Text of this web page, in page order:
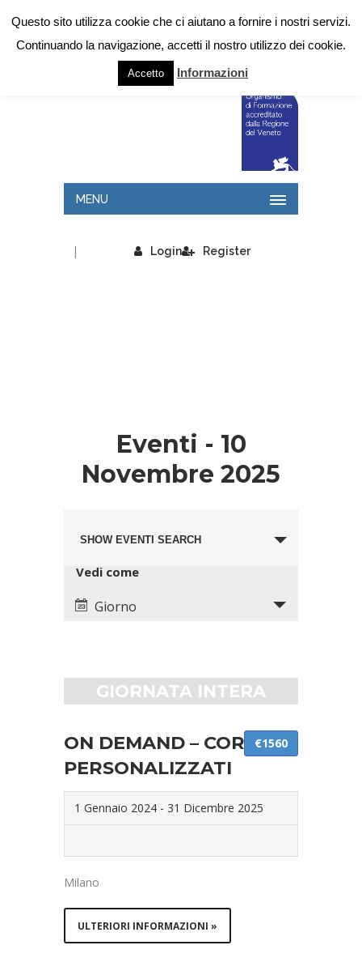
MENU
Login
| Register
Eventi - 10
Novembre 2025
and
Views
SHOW EVENTI SEARCH
Views
Vedi come
Giorno
GIORNATA INTERA
ON DEMAND – CORSI
PERSONALIZZATI
1 Gennaio 2024 - 31 Dicembre 2025
€1560
Milano
ULTERIORI INFORMAZIONI »
Questo sito utilizza cookie che ci aiutano a fornire i nostri servizi.
Continuando la navigazione, accetti il nostro utilizzo dei cookie.
Accetto Informazioni